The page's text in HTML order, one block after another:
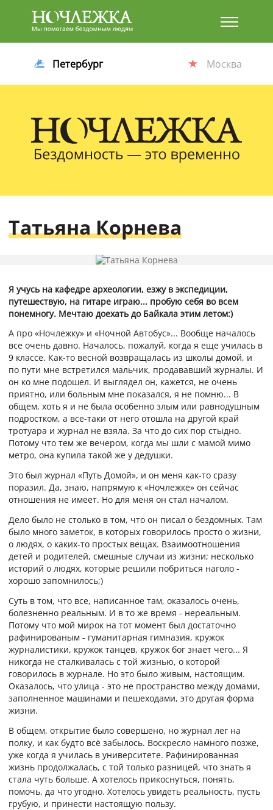
Баннер
Петербург Москва
Татьяна Корнева
Я учусь на кафедре археологии, езжу в экспедиции,
путешествую, на гитаре играю... пробую себя во всем
понемногу. Мечтаю доехать до Байкала этим летом:)
А про «Ночлежку» и «Ночной Автобус»... Вообще началось
все очень давно. Началось, пожалуй, когда я еще училась в
9 классе. Как-то весной возвращалась из школы домой, и
по пути мне встретился мальчик, продававший журналы. И
он ко мне подошел. И выглядел он, кажется, не очень
приятно, или больным мне показался, я не помню... В
общем, хоть я и не была особенно злым или равнодушным
подростком, а все-таки от него отошла на другой край
тротуара и журнал не взяла. За что до сих пор стыдно.
Потому что тем же вечером, когда мы шли с мамой мимо
метро, она купила такой же у дедушки.
Это был журнал «Путь Домой», и он меня как-то сразу
поразил. Да, знаю, напрямую к «Ночлежке» он сейчас
отношения не имеет. Но для меня он стал началом.
Дело было не столько в том, что он писал о бездомных. Там
было много заметок, в которых говорилось просто о жизни,
о людях, о каких-то простых вещах. Взаимоотношения
детей и родителей, смешные случаи из жизни; несколько
историй о людях, которые решили побриться наголо -
хорошо запомнилось;)
Суть в том, что все, написанное там, оказалось очень,
болезненно реальным. И в то же время - нереальным.
Потому что мой мирок на тот момент был достаточно
рафинированым - гуманитарная гимназия, кружок
журналистики, кружок танцев, кружок бог знает чего... Я
никогда не сталкивалась с той жизнью, о которой
говорилось в журнале. Но это было живым, настоящим.
Оказалось, что улица - это не пространство между домами,
заполненное машинами и пешеходами, это другая форма
жизни.
В общем, открытие было совершено, но журнал лег на
полку, и как будто всё забылось. Воскресло намного позже,
уже когда я училась в университете. Рафинированная
жизнь продолжалась, с той только разницей, что знать я
стала чуть больше. А хотелось прикоснуться, понять,
помочь, да что угодно. Хотелось увидеть реальность, пусть
грубую, и принести настоящую пользу.